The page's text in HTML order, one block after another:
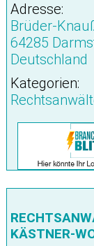
Adresse:
Brüder-
64285
Deutschland
Kategorien:
KÄSTNER-